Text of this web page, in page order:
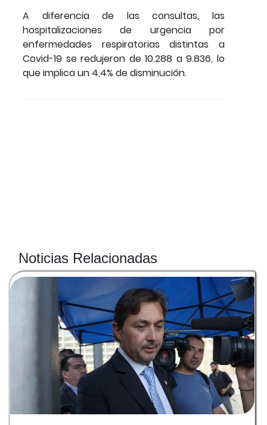
A diferencia de las consultas, las
hospitalizaciones de urgencia por
enfermedades respiratorias distintas a
Covid-19 se redujeron de 10.288 a 9.836, lo
que implica un 4,4% de disminución.
Noticias Relacionadas